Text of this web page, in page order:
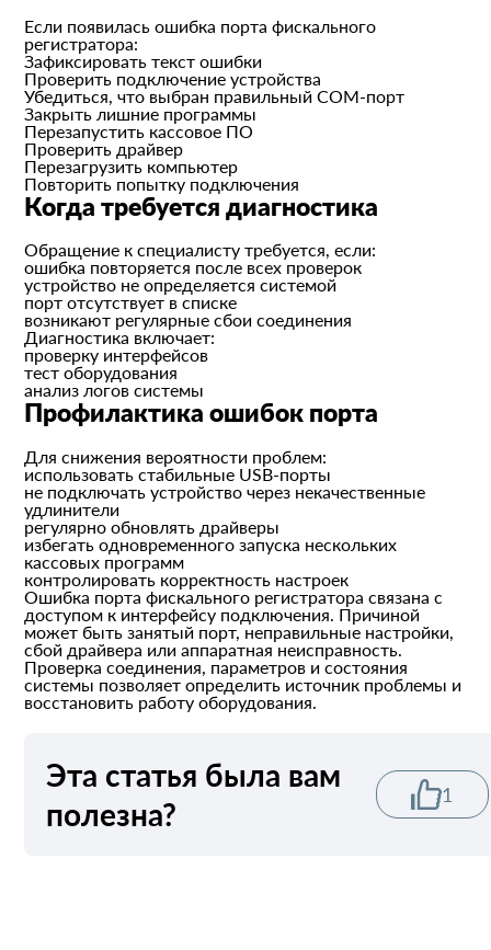
Если появилась ошибка порта фискального
регистратора:
Зафиксировать текст ошибки
Проверить подключение устройства
Убедиться, что выбран правильный COM-порт
Закрыть лишние программы
Перезапустить кассовое ПО
Проверить драйвер
Перезагрузить компьютер
Повторить попытку подключения
Когда требуется диагностика
Обращение к специалисту требуется, если:
ошибка повторяется после всех проверок
устройство не определяется системой
порт отсутствует в списке
возникают регулярные сбои соединения
Диагностика включает:
проверку интерфейсов
тест оборудования
анализ логов системы
Профилактика ошибок порта
Для снижения вероятности проблем:
использовать стабильные USB-порты
не подключать устройство через некачественные
удлинители
регулярно обновлять драйверы
избегать одновременного запуска нескольких
кассовых программ
контролировать корректность настроек
Ошибка порта фискального регистратора связана с
доступом к интерфейсу подключения. Причиной
может быть занятый порт, неправильные настройки,
сбой драйвера или аппаратная неисправность.
Проверка соединения, параметров и состояния
системы позволяет определить источник проблемы и
восстановить работу оборудования.
Эта статья была вам
полезна?
1